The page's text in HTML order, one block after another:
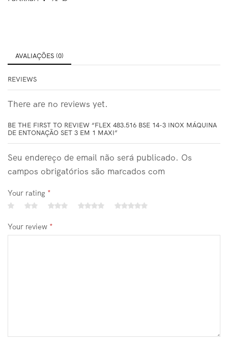
AVALIAÇÕES (0)
REVIEWS
There are no reviews yet.
BE THE FIRST TO REVIEW “FLEX 483.516 BSE 14-3 INOX MÁQUINA
DE ENTONAÇÃO SET 3 EM 1 MAXI”
Seu endereço de email não será publicado. Os
campos obrigatórios são marcados com
Your rating *
Your review *